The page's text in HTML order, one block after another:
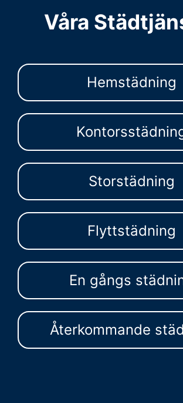
Våra
Hemstädning
Storstädning
Flyttstädning
En gångs
Återkommande